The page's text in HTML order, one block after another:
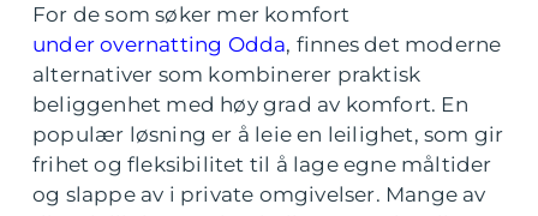
For de som søker mer komfort
under overnatting Odda, finnes det moderne
alternativer som kombinerer praktisk
beliggenhet med høy grad av komfort. En
populær løsning er å leie en leilighet, som gir
frihet og fleksibilitet til å lage egne måltider
og slappe av i private omgivelser. Mange av